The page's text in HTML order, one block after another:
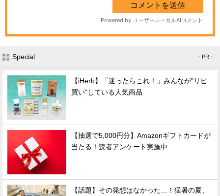
Special - PR -
【iHerb】「迷ったらこれ！」みんなが"リピ
買い"している人気商品
【抽選で5,000円分】Amazonギフトカードが
当たる！読者アンケート実施中
【話題】その発想はなかった…！猛暑の夏、